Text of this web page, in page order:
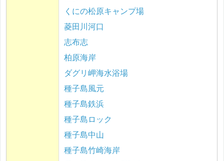
くにの松原キャンプ場
菱田川河口
志布志
柏原海岸
ダグリ岬海水浴場
種子島風元
種子島鉄浜
種子島ロック
種子島中山
種子島竹崎海岸